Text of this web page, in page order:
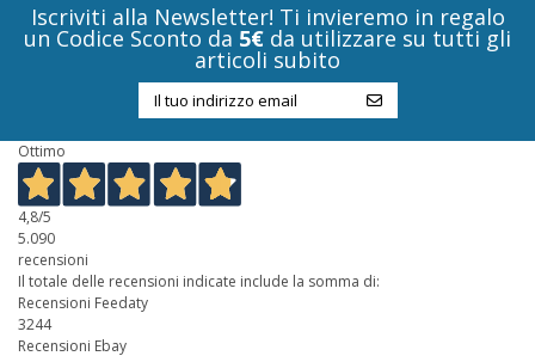
Iscriviti alla Newsletter! Ti invieremo in regalo
un Codice Sconto da 5€ da utilizzare su tutti gli
articoli subito
Ottimo
4,8/5
5.090
recensioni
Il totale delle recensioni indicate include la somma di:
Recensioni Feedaty
3244
Recensioni Ebay